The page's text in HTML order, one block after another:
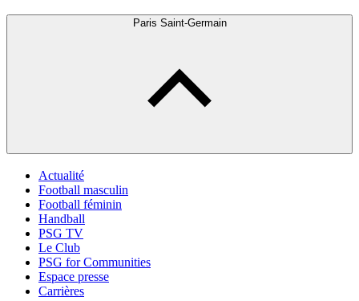
Paris Saint-Germain
Actualité
Football masculin
Football féminin
Handball
PSG TV
Le Club
PSG for Communities
Espace presse
Carrières